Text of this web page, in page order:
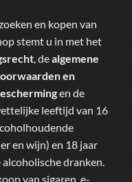
en kopen van
stemt u in met het
, dealgemene
en
en de
leeftijd van 16
en wijn) en 18 jaar
dranken.
van sigaren, e-